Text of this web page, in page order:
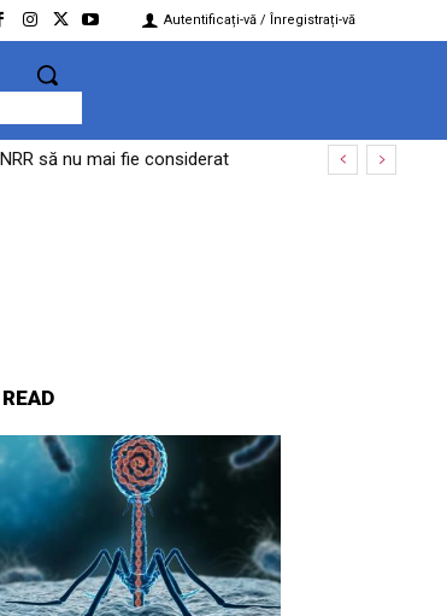
Autentificați-vă / Înregistrați-vă
să nu mai fie considerat